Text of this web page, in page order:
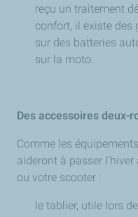
reçu un traitement
confort, il existe
sur des batteries
sur la moto.
Des accessoires deux-
Comme les
aideront à passer
ou votre scooter :
le tablier, utile lors